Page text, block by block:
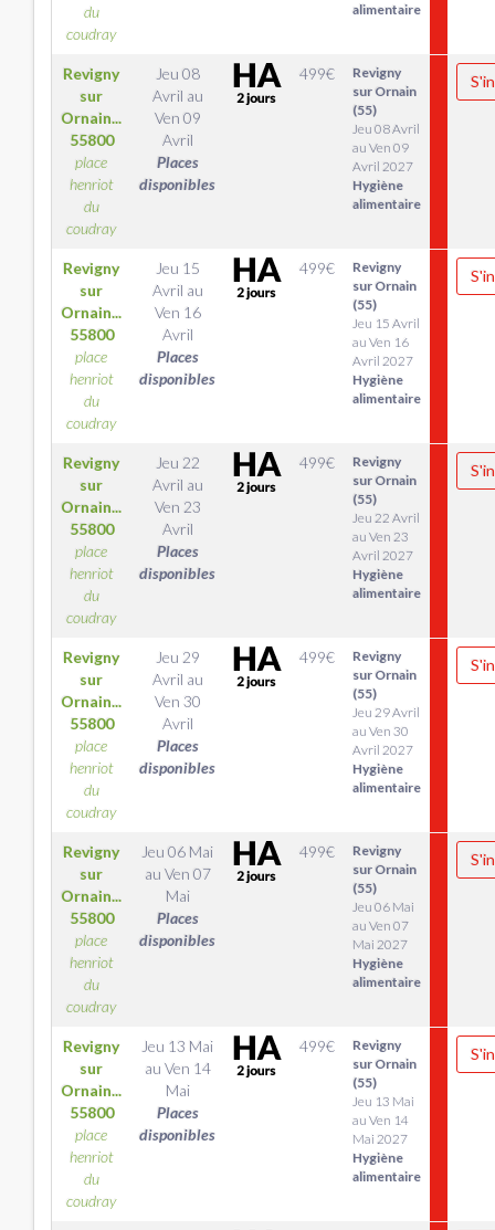
du
coudray
alimentaire
Revigny
sur
Ornain...
55800
place
henriot
du
coudray
Jeu 08
Avril au
Ven 09
Avril
Places
disponibles
499€
Revigny
sur Ornain
(55)
Jeu 08 Avril
au Ven 09
Avril 2027
Hygiène
alimentaire
Revigny
sur
Ornain...
55800
place
henriot
du
coudray
Jeu 15
Avril au
Ven 16
Avril
Places
disponibles
499€
Revigny
sur Ornain
(55)
Jeu 15 Avril
au Ven 16
Avril 2027
Hygiène
alimentaire
Revigny
sur
Ornain...
55800
place
henriot
du
coudray
Jeu 22
Avril au
Ven 23
Avril
Places
disponibles
499€
Revigny
sur Ornain
(55)
Jeu 22 Avril
au Ven 23
Avril 2027
Hygiène
alimentaire
Revigny
sur
Ornain...
55800
place
henriot
du
coudray
Jeu 29
Avril au
Ven 30
Avril
Places
disponibles
499€
Revigny
sur Ornain
(55)
Jeu 29 Avril
au Ven 30
Avril 2027
Hygiène
alimentaire
Revigny
sur
Ornain...
55800
place
henriot
du
coudray
Jeu 06 Mai
au Ven 07
Mai
Places
disponibles
499€
Revigny
sur Ornain
(55)
Jeu 06 Mai
au Ven 07
Mai 2027
Hygiène
alimentaire
Revigny
sur
Ornain...
55800
place
henriot
du
coudray
Jeu 13 Mai
au Ven 14
Mai
Places
disponibles
499€
Revigny
sur Ornain
(55)
Jeu 13 Mai
au Ven 14
Mai 2027
Hygiène
alimentaire